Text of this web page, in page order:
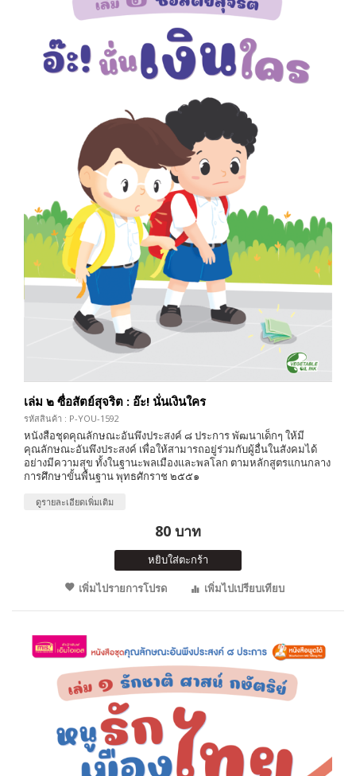
เล่ม ๒ ซื่อสัตย์สุจริต : อ๊ะ! นั่นเงินใคร
รหัสสินค้า : P-YOU-1592
หนังสือชุดคุณลักษณะอันพึงประสงค์ ๘ ประการ พัฒนาเด็กๆ ให้มี
คุณลักษณะอันพึงประสงค์ เพื่อให้สามารถอยู่ร่วมกับผู้อื่นในสังคมได้
อย่างมีความสุข ทั้งในฐานะพลเมืองและพลโลก ตามหลักสูตรแกนกลาง
การศึกษาขั้นพื้นฐาน พุทธศักราช ๒๕๕๑
ดูรายละเอียดเพิ่มเติม
80 บาท
หยิบใส่ตะกร้า
เพิ่มไปรายการโปรด
เพิ่มไปเปรียบเทียบ